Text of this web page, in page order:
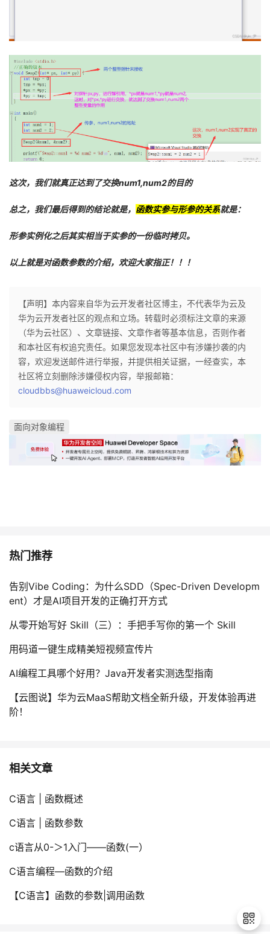
这次，我们就真正达到了交换num1,num2的目的
总之，我们最后得到的结论就是， 函数实参与形参的关系就是：
形参实例化之后其实相当于实参的一份临时拷贝。
以上就是对函数参数的介绍，欢迎大家指正！！！
【声明】本内容来自华为云开发者社区博主，不代表华为云及
华为云开发者社区的观点和立场。转载时必须标注文章的来源
（华为云社区）、文章链接、文章作者等基本信息，否则作者
和本社区有权追究责任。如果您发现本社区中有涉嫌抄袭的内
容，欢迎发送邮件进行举报，并提供相关证据，一经查实，本
社区将立刻删除涉嫌侵权内容，举报邮箱：
cloudbbs@huaweicloud.com
面向对象编程
热门推荐
告别Vibe Coding：为什么SDD（Spec-Driven Developm
ent）才是AI项目开发的正确打开方式
从零开始写好 Skill（三）：手把手写你的第一个 Skill
用码道一键生成精美短视频宣传片
AI编程工具哪个好用？Java开发者实测选型指南
【云图说】华为云MaaS帮助文档全新升级，开发体验再进
阶！
相关文章
C语言 | 函数概述
C语言 | 函数参数
c语言从0-＞1入门——函数(一）
C语言编程—函数的介绍
【C语言】函数的参数|调用函数